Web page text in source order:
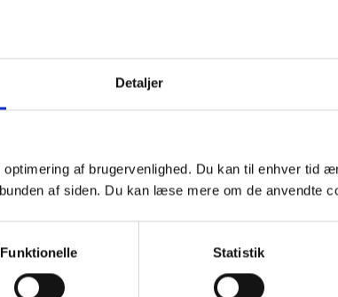
Detaljer
af brugervenlighed. Du kan til enhver tid
af siden. Du kan læse mere om de anvendte
Funktionelle Statistik
forsøg på at skrive
"Dekameron" (og
en katastrofe sted i den
Tomas Fant er flygtet med
af en dyb
af sygdom og hendes virke
bevidsthed ved at
ud, som ordet Fant synes
litterær medicinmand, der